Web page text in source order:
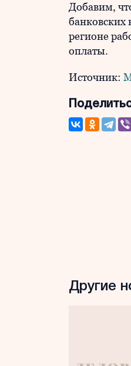
Добавим,
регионе
оплаты.
Источник:
Другие